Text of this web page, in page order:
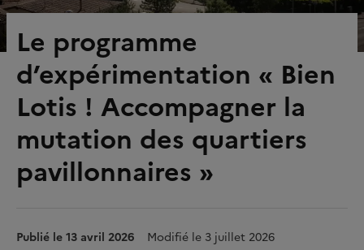
Le programme
d’expérimentation « Bien
Lotis ! Accompagner la
mutation des quartiers
pavillonnaires »
Publié le 13 avril 2026 Modifié le 3 juillet 2026